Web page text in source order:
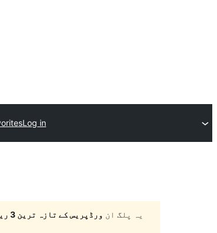
Log in
یہ پلگ ان ورڈپریس کے تازہ ترین 3 ریلیزوں کے ساتھ ٹیسٹ نہیں کیا گیا ہے